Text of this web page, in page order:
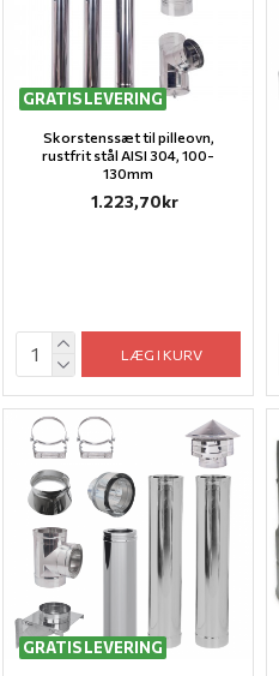
GRATIS LEVERING
Skorstenssæt til pilleovn,
rustfrit stål AISI 304, 100-
130mm
1.223,70kr
LÆG I KURV
GRATIS LEVERING